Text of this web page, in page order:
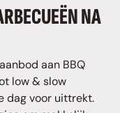
NA
aan BBQ
low & slow
dag voor uittrekt.